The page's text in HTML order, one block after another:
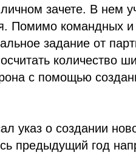
зачете. В нем
Помимо командных
задание от
количество
с помощью
указ о создании
предыдущий год